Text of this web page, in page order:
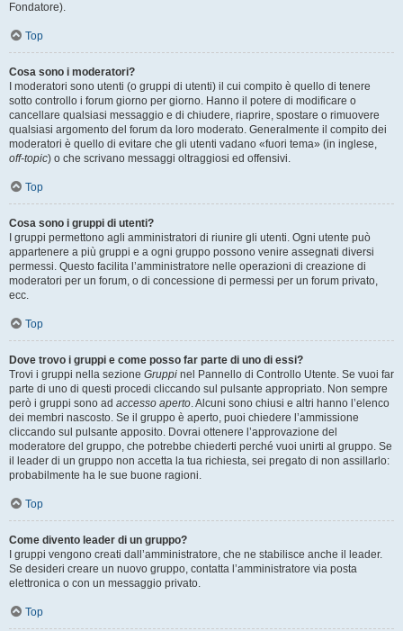
Fondatore).
Top
Cosa sono i moderatori?
I moderatori sono utenti (o gruppi di utenti) il cui compito è quello di tenere
sotto controllo i forum giorno per giorno. Hanno il potere di modificare o
cancellare qualsiasi messaggio e di chiudere, riaprire, spostare o rimuovere
qualsiasi argomento del forum da loro moderato. Generalmente il compito dei
moderatori è quello di evitare che gli utenti vadano «fuori tema» (in inglese,
off-topic) o che scrivano messaggi oltraggiosi ed offensivi.
Top
Cosa sono i gruppi di utenti?
I gruppi permettono agli amministratori di riunire gli utenti. Ogni utente può
appartenere a più gruppi e a ogni gruppo possono venire assegnati diversi
permessi. Questo facilita l’amministratore nelle operazioni di creazione di
moderatori per un forum, o di concessione di permessi per un forum privato,
ecc.
Top
Dove trovo i gruppi e come posso far parte di uno di essi?
Trovi i gruppi nella sezione Gruppi nel Pannello di Controllo Utente. Se vuoi far
parte di uno di questi procedi cliccando sul pulsante appropriato. Non sempre
però i gruppi sono ad accesso aperto. Alcuni sono chiusi e altri hanno l’elenco
dei membri nascosto. Se il gruppo è aperto, puoi chiedere l’ammissione
cliccando sul pulsante apposito. Dovrai ottenere l’approvazione del
moderatore del gruppo, che potrebbe chiederti perché vuoi unirti al gruppo. Se
il leader di un gruppo non accetta la tua richiesta, sei pregato di non assillarlo:
probabilmente ha le sue buone ragioni.
Top
Come divento leader di un gruppo?
I gruppi vengono creati dall’amministratore, che ne stabilisce anche il leader.
Se desideri creare un nuovo gruppo, contatta l’amministratore via posta
elettronica o con un messaggio privato.
Top